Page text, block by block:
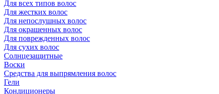
Для всех типов волос
Для жестких волос
Для непослушных волос
Для окрашенных волос
Для поврежденных волос
Для сухих волос
Солнцезащитные
Воски
Средства для выпрямления волос
Гели
Кондиционеры